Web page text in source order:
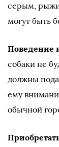
серым,
могут быть
Поведение
собаки не
должны
ему
обычной